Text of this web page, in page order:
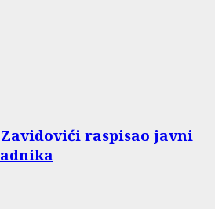
Zavidovići raspisao javni